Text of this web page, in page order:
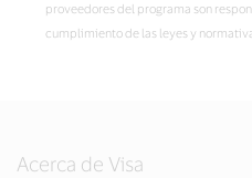
proveedores del programa son
cumplimiento de las leyes y
Acerca de Visa